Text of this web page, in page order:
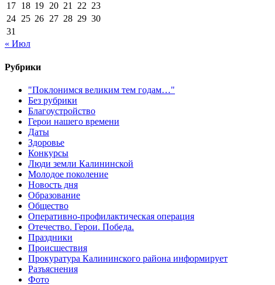
17 18 19 20 21 22 23
24 25 26 27 28 29 30
31
« Июл
Рубрики
"Поклонимся великим тем годам…"
Без рубрики
Благоустройство
Герои нашего времени
Даты
Здоровье
Конкурсы
Люди земли Калининской
Молодое поколение
Новость дня
Образование
Общество
Оперативно-профилактическая операция
Отечество. Герои. Победа.
Праздники
Происшествия
Прокуратура Калининского района информирует
Разъяснения
Фото